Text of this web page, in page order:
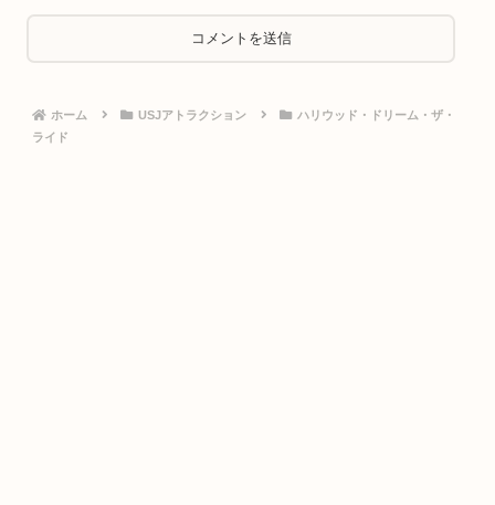
ホーム USJアトラクション
ハリウッド・ドリーム・ザ・
ライド